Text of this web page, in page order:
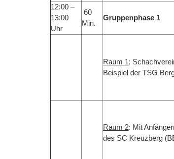
12:00 –
13:00
Uhr
60
Min.
Gruppenphase 1
Raum 1:
Beispiel der TSG
Raum 2: Mit
des SC Kreuzberg